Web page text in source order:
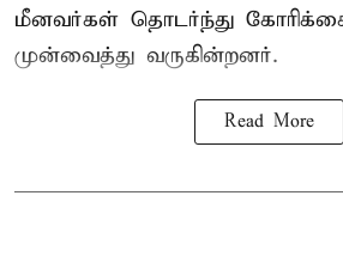
மீனவர்கள் தொடர்ந்து
முன்வைத்து வருகின்றனர்.
Read More